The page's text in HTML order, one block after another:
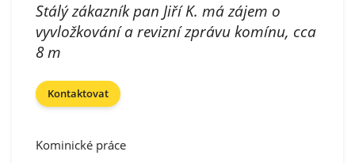
Stálý zákazník pan Jiří K. má zájem o
vyvložkování a revizní zprávu komínu, cca
8 m
Kontaktovat
Kominické práce